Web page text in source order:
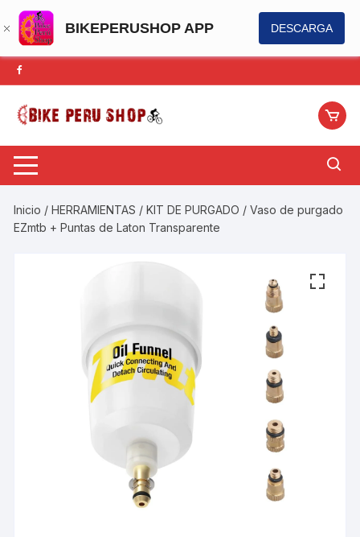
BIKEPERUSHOP APP DESCARGA
Saltar
al
contenido
Inicio /HERRAMIENTAS /KIT DE PURGADO / Vaso de purgado
EZmtb + Puntas de Laton Transparente